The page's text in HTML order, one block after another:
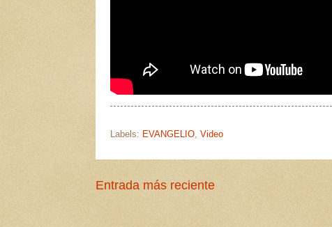
Labels: EVANGELIO, Video
Entrada más reciente